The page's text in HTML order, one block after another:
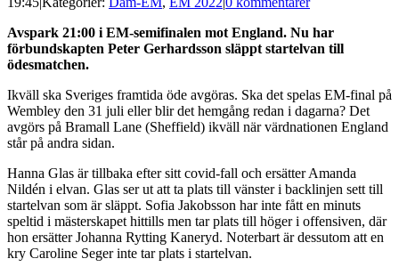
Avspark 21:00 i EM-semifinalen mot England. Nu har
förbundskapten Peter Gerhardsson släppt startelvan till
ödesmatchen.
Ikväll ska Sveriges framtida öde avgöras. Ska det spelas EM-final på
Wembley den 31 juli eller blir det hemgång redan i dagarna? Det
avgörs på Bramall Lane (Sheffield) ikväll när värdnationen England
står på andra sidan.
Hanna Glas är tillbaka efter sitt covid-fall och ersätter Amanda
Nildén i elvan. Glas ser ut att ta plats till vänster i backlinjen sett till
startelvan som är släppt. Sofia Jakobsson har inte fått en minuts
speltid i mästerskapet hittills men tar plats till höger i offensiven, där
hon ersätter Johanna Rytting Kaneryd. Noterbart är dessutom att en
kry Caroline Seger inte tar plats i startelvan.